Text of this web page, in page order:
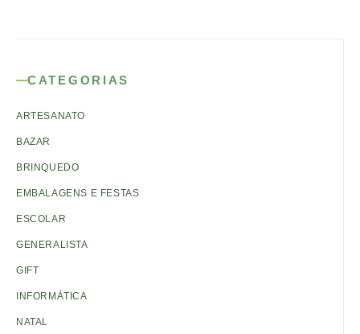
CATEGORIAS
ARTESANATO
BAZAR
BRINQUEDO
EMBALAGENS E FESTAS
ESCOLAR
GENERALISTA
GIFT
INFORMÁTICA
NATAL